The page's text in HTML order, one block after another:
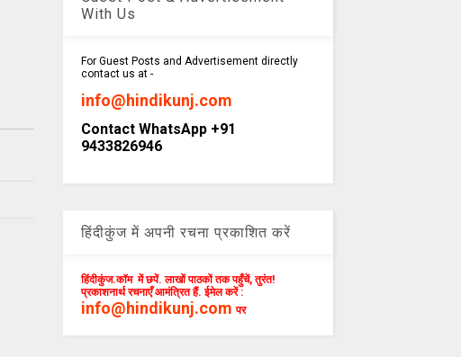
With Us
For Guest Posts and Advertisement directly
contact us at -
info@hindikunj.com
Contact WhatsApp +91
9433826946
हिंदीकुंज में अपनी रचना प्रकाशित करें
हिंदीकुंज.कॉम में छपें. लाखों पाठकों तक पहुँचें, तुरंत!
प्रकाशनार्थ रचनाएँ आमंत्रित हैं. ईमेल करें :
info@hindikunj.com पर